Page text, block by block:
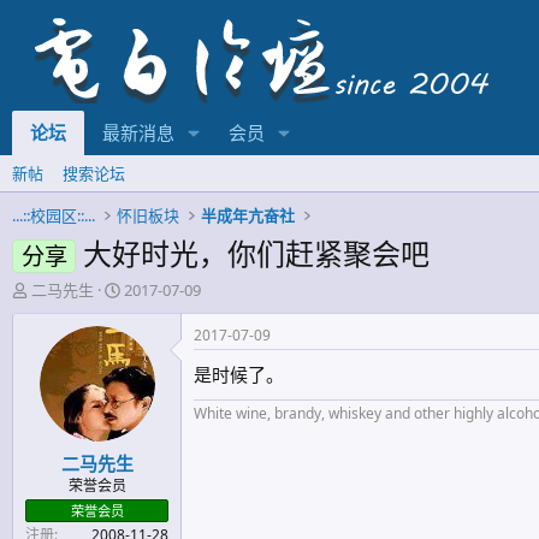
论坛 最新消息 会员
新帖
搜索论坛
...::校园区::...
怀旧板块 半成年亢奋社
分享 大好时光，你们赶紧聚会吧
主
题
起
人
二马先生
开
始
时
间
2017-07-09
二马先生
荣誉会员
荣誉会员
注册
2008-11-28
2017-07-09
是时候了。
White wine, brandy, whiskey and other highly